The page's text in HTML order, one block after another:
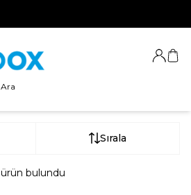
Giriş
Sırala
ürün bulundu